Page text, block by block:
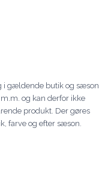
i gældende butik og sæson
og kan derfor ikke
produkt. Der gøres
farve og efter sæson.